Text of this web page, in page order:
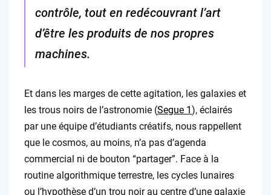
contrôle, tout en redécouvrant l’art
d’être les produits de nos propres
machines.
Et dans les marges de cette agitation, les galaxies et
les trous noirs de l’astronomie (Segue 1), éclairés
par une équipe d’étudiants créatifs, nous rappellent
que le cosmos, au moins, n’a pas d’agenda
commercial ni de bouton “partager”. Face à la
routine algorithmique terrestre, les cycles lunaires
ou l’hypothèse d’un trou noir au centre d’une galaxie